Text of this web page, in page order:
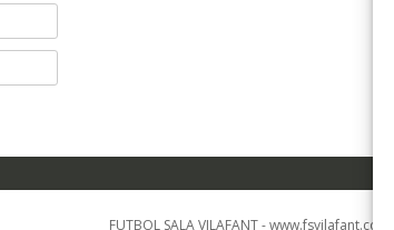
FUTBOL SALA VILAFANT - www.fsvilafant.com